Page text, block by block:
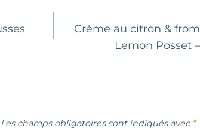
Crème au citron &
Lemon Posset
Les champs obligatoires sont indiqués avec *